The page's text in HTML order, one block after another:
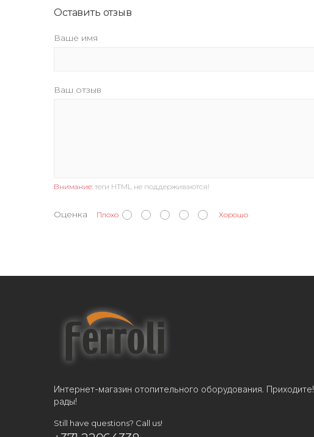
Оставить отзыв
Ваше имя
Ваш отзыв
Внимание: теги HTML не поддерживаются!
Оценка Плохо Хорошо
Интернет-магазин отопительного оборудования.
рады!
Still have questions? Call us!